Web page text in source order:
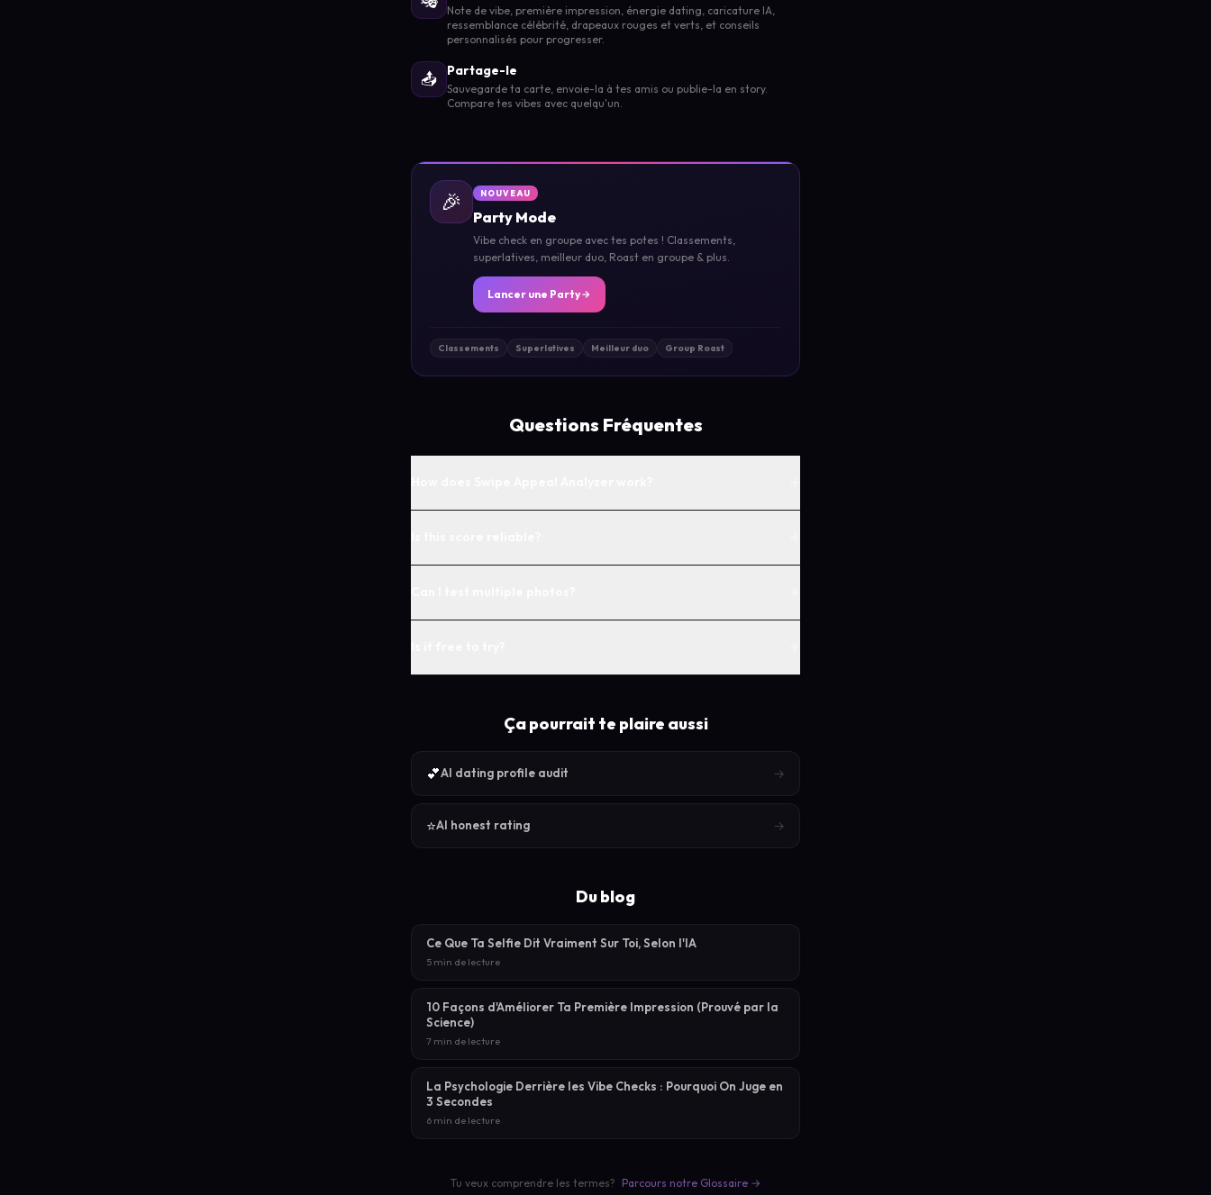
Note de vibe, première impression, énergie dating, caricature IA,
ressemblance célébrité, drapeaux rouges et verts, et conseils
personnalisés pour progresser.
📤 Partage-le
Sauvegarde ta carte, envoie-la à tes amis ou publie-la en story.
Compare tes vibes avec quelqu'un.
🎉 NOUVEAU
Party Mode
Vibe check en groupe avec tes potes ! Classements,
superlatives, meilleur duo, Roast en groupe & plus.
Lancer une Party
Classements Superlatives Meilleur duo Group Roast
Questions Fréquentes
Ça pourrait te plaire aussi
💕AI dating profile audit →
⭐AI honest rating →
Du blog
Ce Que Ta Selfie Dit Vraiment Sur Toi, Selon l'IA
5 min de lecture
10 Façons d'Améliorer Ta Première Impression (Prouvé par la
Science)
7 min de lecture
La Psychologie Derrière les Vibe Checks : Pourquoi On Juge en
3 Secondes
6 min de lecture
Tu veux comprendre les termes? Parcours notre Glossaire →